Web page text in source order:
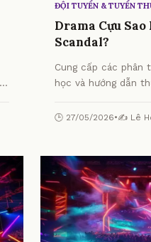
ĐỘI TUYỂN & TUYỂN
Drama Cựu Sao
Scandal?
Cung cấp các phân
học và hướng dẫn
chuyên gia.
🕒 27/05/2026•✍️ Lê